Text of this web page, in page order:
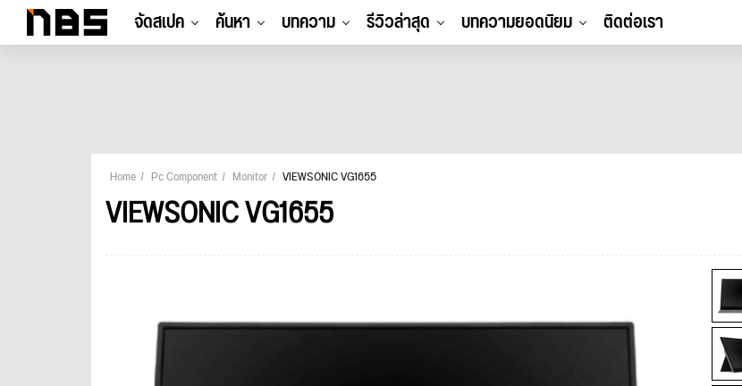
จัดสเปค ค้นหา บทความ รีวิวล่าสุด บทความยอดนิยม ติดต่อเรา
Home Pc Component Monitor VIEWSONIC VG1655
VIEWSONIC VG1655